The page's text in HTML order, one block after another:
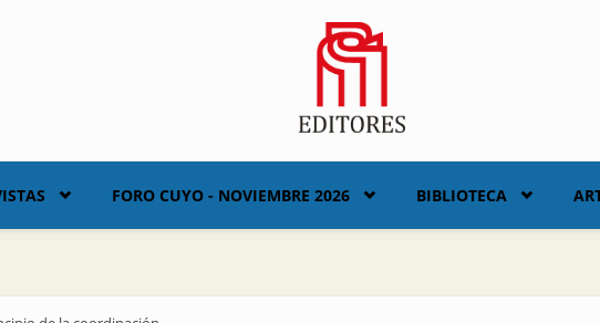
FORO CUYO - NOVIEMBRE 2026 BIBLIOTECA